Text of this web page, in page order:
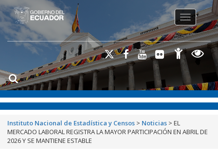
Toggle
Instituto Nacional de Estadística y Censos > Noticias > EL
MERCADO LABORAL REGISTRA LA MAYOR PARTICIPACIÓN EN ABRIL DE
2026 Y SE MANTIENE ESTABLE